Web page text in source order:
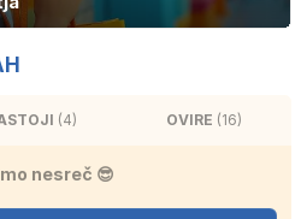
(4) OVIRE (16)
nesreč 😎